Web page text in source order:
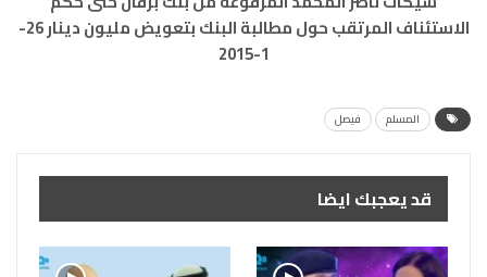
الاستئناف المرتقب حول مطالبة البنك بتعويض مليون دينار 26-
1-2015
المسلم فيصل
قد يعجبك ايضا